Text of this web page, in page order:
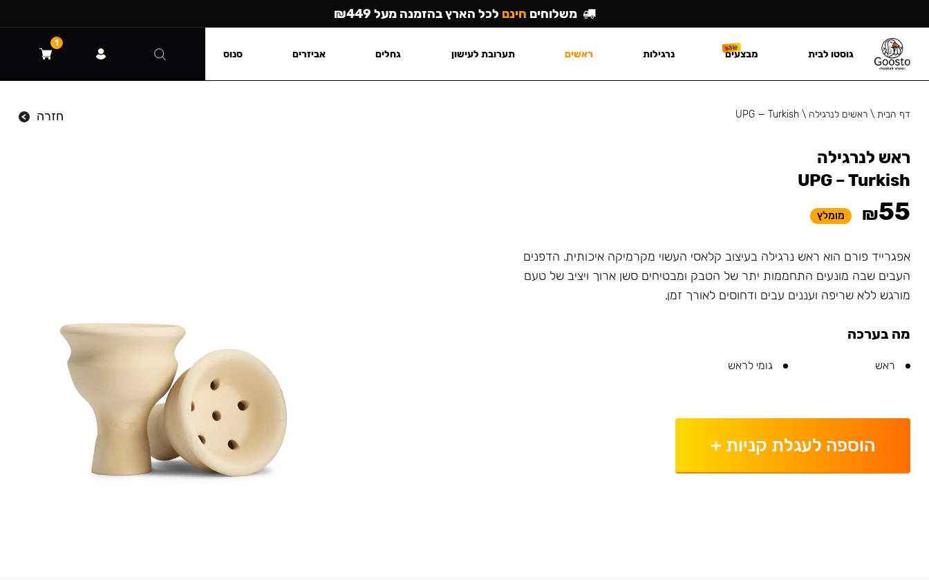
דף הבית\ ראשים לנרגילה \
UPG — Turkish חזרה
ראש לנרגילה
UPG – Turkish
₪55 מומלץ
אפגרייד פורם הוא ראש נרגילה בעיצוב קלאסי העשוי מקרמיקה איכותית. הדפנים
העבים שבה מונעים התחממות יתר של הטבק ומבטיחים סשן ארוך ויציב של טעם
מורגש ללא שריפה ועננים עבים ודחוסים לאורך זמן.
מה בערכה
ראש גומי לראש
הוספה לעגלת קניות +
משלוחים חינם לכל הארץ בהזמנה מעל ₪449
גוסטו לבית מבצעים נרגילות ראשים תערובת לעישון גחלים אביזרים סנוס
1